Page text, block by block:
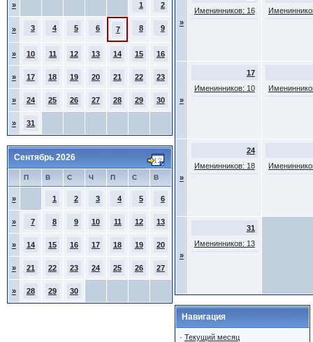
» 1 2
» 3 4 5 6 7 8 9
» 10 11 12 13 14 15 16
» 17 18 19 20 21 22 23
» 24 25 26 27 28 29 30
» 31
Сентябрь 2026
П В С Ч П С В
» 1 2 3 4 5 6
» 7 8 9 10 11 12 13
» 14 15 16 17 18 19 20
» 21 22 23 24 25 26 27
» 28 29 30
»
Именинников: 16
»
17
Именинников: 10
»
24
Именинников: 18
»
31
Именинников: 13
Навигация
· Текущий месяц